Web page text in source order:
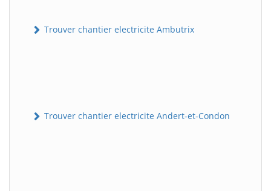
Trouver chantier electricite Ambutrix
Trouver chantier electricite Andert-et-Condon